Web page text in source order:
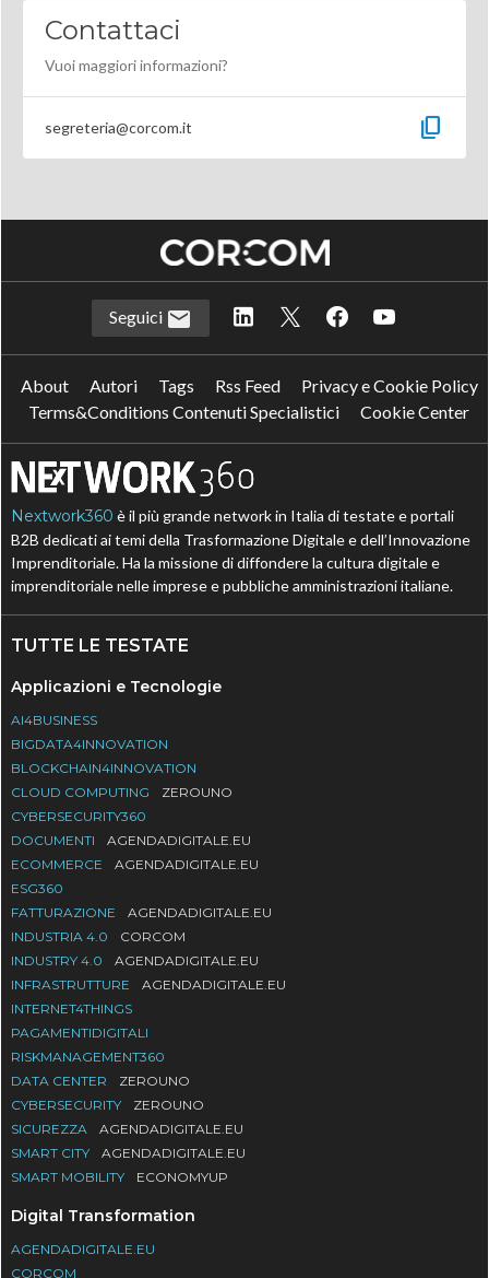
Contattaci
Vuoi maggiori informazioni?
segreteria@corcom.it content_copy
Seguici
About Autori Tags Rss Feed
Privacy e Cookie Policy
Terms&Conditions Contenuti Specialistici
Cookie Center
Nextwork360 è il più grande network in Italia di testate e portali
B2B dedicati ai temi della Trasformazione Digitale e dell’Innovazione
Imprenditoriale. Ha la missione di diffondere la cultura digitale e
imprenditoriale nelle imprese e pubbliche amministrazioni italiane.
TUTTE LE TESTATE
Applicazioni e Tecnologie
AI4BUSINESS
BIGDATA4INNOVATION
BLOCKCHAIN4INNOVATION
CLOUD COMPUTING
ZEROUNO
CYBERSECURITY360
DOCUMENTI
AGENDADIGITALE.EU
ECOMMERCE
AGENDADIGITALE.EU
ESG360
FATTURAZIONE
AGENDADIGITALE.EU
INDUSTRIA 4.0
CORCOM
INDUSTRY 4.0
AGENDADIGITALE.EU
INFRASTRUTTURE
AGENDADIGITALE.EU
INTERNET4THINGS
PAGAMENTIDIGITALI
RISKMANAGEMENT360
DATA CENTER
ZEROUNO
CYBERSECURITY
ZEROUNO
SICUREZZA
AGENDADIGITALE.EU
SMART CITY
AGENDADIGITALE.EU
SMART MOBILITY
ECONOMYUP
Digital Transformation
AGENDADIGITALE.EU
CORCOM